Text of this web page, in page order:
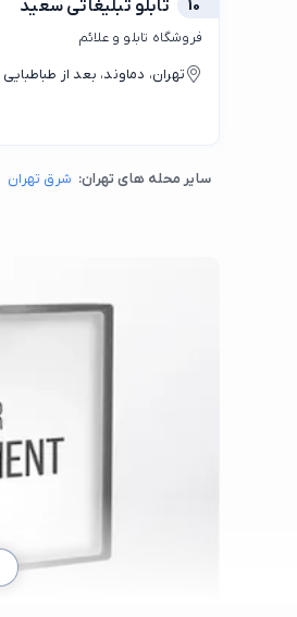
10 تابلو تبلیغاتی سعید
فروشگاه تابلو و علائم
تهران، دماوند، بعد از طباطبایی
سایر محله های تهران: شرق تهران